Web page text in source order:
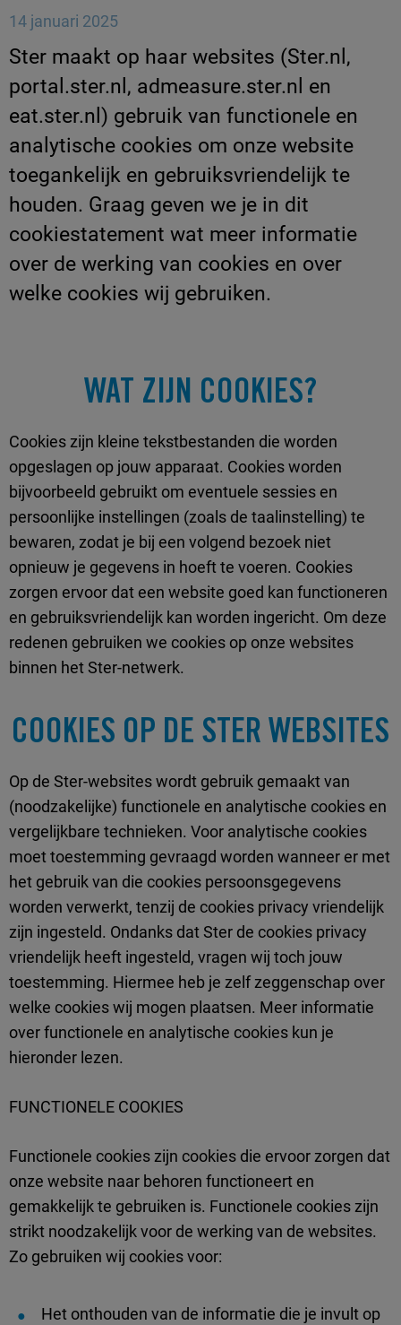
14 januari 2025
Ster maakt op haar websites (Ster.nl,
portal.ster.nl, admeasure.ster.nl en
eat.ster.nl) gebruik van functionele en
analytische cookies om onze website
toegankelijk en gebruiksvriendelijk te
houden. Graag geven we je in dit
cookiestatement wat meer informatie
over de werking van cookies en over
welke cookies wij gebruiken.
WAT ZIJN COOKIES?
Cookies zijn kleine tekstbestanden die worden
opgeslagen op jouw apparaat. Cookies worden
bijvoorbeeld gebruikt om eventuele sessies en
persoonlijke instellingen (zoals de taalinstelling) te
bewaren, zodat je bij een volgend bezoek niet
opnieuw je gegevens in hoeft te voeren. Cookies
zorgen ervoor dat een website goed kan functioneren
en gebruiksvriendelijk kan worden ingericht. Om deze
redenen gebruiken we cookies op onze websites
binnen het Ster-netwerk.
COOKIES OP DE STER WEBSITES
Op de Ster-websites wordt gebruik gemaakt van
(noodzakelijke) functionele en analytische cookies en
vergelijkbare technieken. Voor analytische cookies
moet toestemming gevraagd worden wanneer er met
het gebruik van die cookies persoonsgegevens
worden verwerkt, tenzij de cookies privacy vriendelijk
zijn ingesteld. Ondanks dat Ster de cookies privacy
vriendelijk heeft ingesteld, vragen wij toch jouw
toestemming. Hiermee heb je zelf zeggenschap over
welke cookies wij mogen plaatsen. Meer informatie
over functionele en analytische cookies kun je
hieronder lezen.
FUNCTIONELE COOKIES
Functionele cookies zijn cookies die ervoor zorgen dat
onze website naar behoren functioneert en
gemakkelijk te gebruiken is. Functionele cookies zijn
strikt noodzakelijk voor de werking van de websites.
Zo gebruiken wij cookies voor:
Het onthouden van de informatie die je invult op